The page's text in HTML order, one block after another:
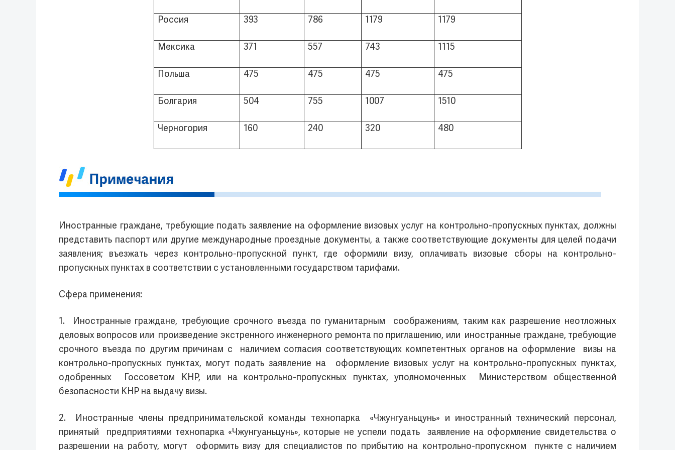
Россия 393 786 1179 1179
Мексика 371 557 743 1115
Польша 475 475 475 475
Болгария 504 755 1007 1510
Черногория 160 240 320 480
Иностранные граждане, требующие подать заявление на оформление визовых услуг на контрольно-пропускных пунктах, должны
представить паспорт или другие международные проездные документы, а также соответствующие документы для целей подачи
заявления; въезжать через контрольно-пропускной пункт, где оформили визу, оплачивать визовые сборы на контрольно-
пропускных пунктах в соответствии с установленными государством тарифами.
Сфера применения:
1. Иностранные граждане, требующие срочного въезда по гуманитарным соображениям, таким как разрешение неотложных
деловых вопросов или произведение экстренного инженерного ремонта по приглашению, или иностранные граждане, требующие
срочного въезда по другим причинам с наличием согласия соответствующих компетентных органов на оформление визы на
контрольно-пропускных пунктах, могут подать заявление на оформление визовых услуг на контрольно-пропускных пунктах,
одобренных Госсоветом КНР, или на контрольно-пропускных пунктах, уполномоченных Министерством общественной
безопасности КНР на выдачу визы.
2. Иностранные члены предпринимательской команды технопарка «Чжунгуаньцунь» и иностранный технический персонал,
принятый предприятиями технопарка «Чжунгуаньцунь», которые не успели подать заявление на оформление свидетельства о
разрешении на работу, могут оформить визу для специалистов по прибытию на контрольно-пропускном пункте с наличием